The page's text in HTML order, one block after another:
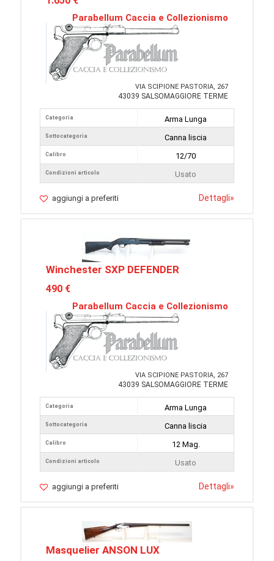
Parabellum Caccia e Collezionismo
VIA SCIPIONE PASTORIA, 267
43039 SALSOMAGGIORE TERME
Categoria
Sottocategoria
Calibro
Condizioni articolo
Arma Lunga
Canna liscia
12/70
Usato
aggiungi a preferiti Dettagli»
Winchester SXP DEFENDER
490 €
Parabellum Caccia e Collezionismo
VIA SCIPIONE PASTORIA, 267
43039 SALSOMAGGIORE TERME
Categoria
Sottocategoria
Calibro
Condizioni articolo
Arma Lunga
Canna liscia
12 Mag.
Usato
aggiungi a preferiti Dettagli»
Masquelier ANSON LUX